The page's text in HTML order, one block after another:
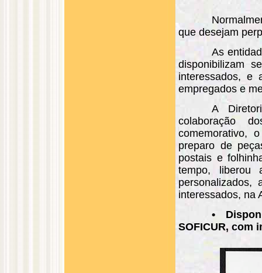
que desejam
As
disponibilizam
interessados, e
empregados e
A
colaboração
comemorativo,
preparo de
postais e
tempo, liberou
personalizados,
interessados, na
•
SOFICUR, com